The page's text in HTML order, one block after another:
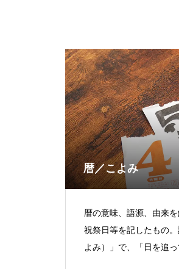
暦／こよみ
暦の意味、語源、由来を
祝祭日等を記したもの
よみ）」で、「日を追っ